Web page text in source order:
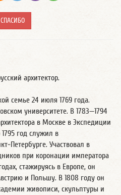
СПАСИБО
архитектор.
семье 24 июля 1769 года.
университете. В 1783—1794
в Москве в Экспедиции
год служил в
Петербурге. Участвовал в
при коронации императора
стажируясь в Европе, он
и Польшу. В 1808 году он
живописи, скульптуры и